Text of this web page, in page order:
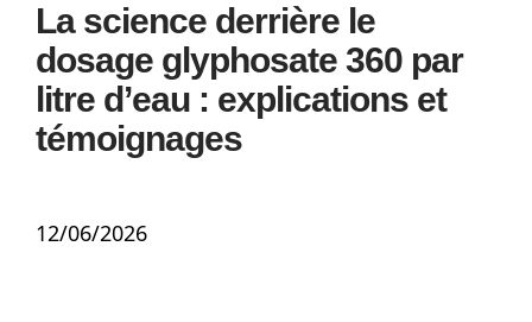
La science derrière le
dosage glyphosate 360 par
litre d’eau : explications et
témoignages
12/06/2026